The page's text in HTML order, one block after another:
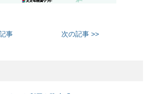
事 次の記事 >>